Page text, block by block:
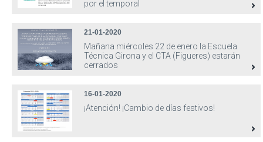
por el temporal
21-01-2020
Mañana miércoles 22 de enero la Escuela
Técnica Girona y el CTA (Figueres) estarán
cerrados
16-01-2020
¡Atención! ¡Cambio de días festivos!